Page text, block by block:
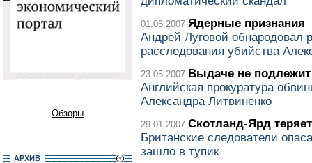
Обзоры
АРХИВ
01.06.2007 Ядерные признания
Андрей Луговой обнародовал
расследования убийства
23.05.2007 Выдаче не подлежит
Английская прокуратура
Александра Литвиненко
29.01.2007 Скотланд-Ярд
Британские следователи
зашло в тупик